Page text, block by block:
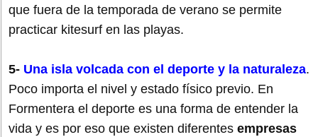
que fuera de la temporada de verano se permite
practicar kitesurf en las playas.
5- Una isla volcada con el deporte y la naturaleza.
Poco importa el nivel y estado físico previo. En
Formentera el deporte es una forma de entender la
vida y es por eso que existen diferentes empresas